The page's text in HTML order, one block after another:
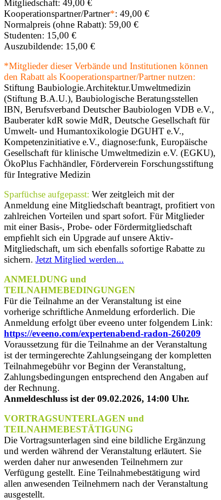
Mitgliedschaft: 49,00 €
Kooperationspartner/Partner*: 49,00 €
Normalpreis (ohne Rabatt): 59,00 €
Studenten: 15,00 €
Auszubildende: 15,00 €
*Mitglieder dieser Verbände und Institutionen können
den Rabatt als Kooperationspartner/Partner nutzen:
Stiftung Baubiologie.Architektur.Umweltmedizin
(Stiftung B.A.U.), Baubiologische Beratungsstellen
IBN, Berufsverband Deutscher Baubiologen VDB e.V.,
Bauberater kdR sowie MdR, Deutsche Gesellschaft für
Umwelt- und Humantoxikologie DGUHT e.V.,
Kompetenzinitiative e.V., diagnose:funk, Europäische
Gesellschaft für klinische Umweltmedizin e.V. (EGKU),
ÖkoPlus Fachhändler, Förderverein Forschungsstiftung
für Integrative Medizin
Sparfüchse aufgepasst: Wer zeitgleich mit der
Anmeldung eine Mitgliedschaft beantragt, profitiert von
zahlreichen Vorteilen und spart sofort. Für Mitglieder
mit einer Basis-, Probe- oder Fördermitgliedschaft
empfiehlt sich ein Upgrade auf unsere Aktiv-
Mitgliedschaft, um sich ebenfalls sofortige Rabatte zu
sichern. Jetzt Mitglied werden...
ANMELDUNG und
TEILNAHMEBEDINGUNGEN
Für die Teilnahme an der Veranstaltung ist eine
vorherige schriftliche Anmeldung erforderlich. Die
Anmeldung erfolgt über eveeno unter folgendem Link:
https://eveeno.com/expertenabend-radon-260209
Voraussetzung für die Teilnahme an der Veranstaltung
ist der termingerechte Zahlungseingang der kompletten
Teilnahmegebühr vor Beginn der Veranstaltung,
Zahlungsbedingungen entsprechend den Angaben auf
der Rechnung.
Anmeldeschluss ist der 09.02.2026, 14:00 Uhr.
VORTRAGSUNTERLAGEN und
TEILNAHMEBESTÄTIGUNG
Die Vortragsunterlagen sind eine bildliche Ergänzung
und werden während der Veranstaltung erläutert. Sie
werden daher nur anwesenden Teilnehmern zur
Verfügung gestellt. Eine Teilnahmebestätigung wird
allen anwesenden Teilnehmern nach der Veranstaltung
ausgestellt.